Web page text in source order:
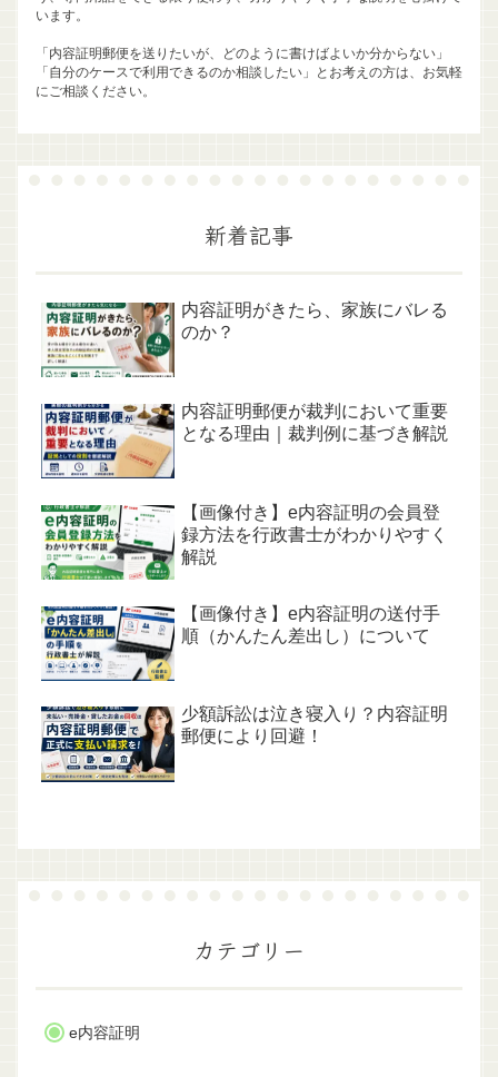
います。
「内容証明郵便を送りたいが、どのように書けばよいか分からない」
「自分のケースで利用できるのか相談したい」とお考えの方は、お気軽
にご相談ください。
新着記事
内容証明がきたら、家族にバレる
のか？
内容証明郵便が裁判において重要
となる理由｜裁判例に基づき解説
【画像付き】e内容証明の会員登
録方法を行政書士がわかりやすく
解説
【画像付き】e内容証明の送付手
順（かんたん差出し）について
少額訴訟は泣き寝入り？内容証明
郵便により回避！
カテゴリー
e内容証明